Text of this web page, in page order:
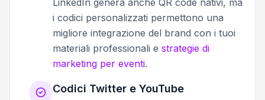
i codici personalizzati permettono una
migliore integrazione del brand con i tuoi
materiali professionali e strategie di
marketing per eventi.
Codici Twitter e YouTube